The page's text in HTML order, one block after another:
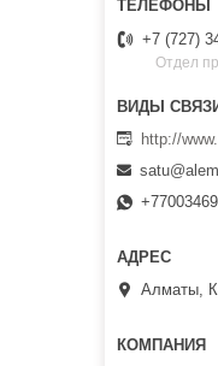
+7 (727)
Отдел
http://
Алматы,